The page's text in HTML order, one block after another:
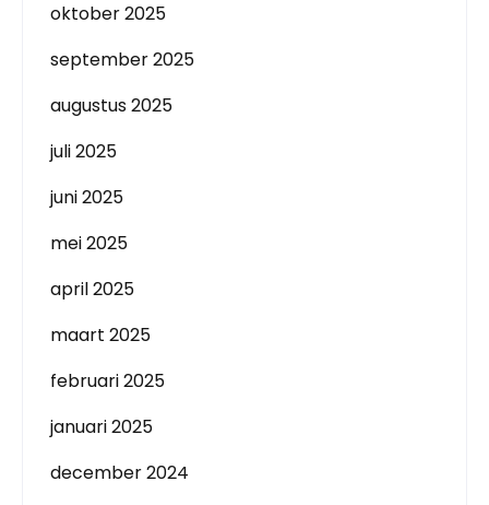
oktober 2025
september 2025
augustus 2025
juli 2025
juni 2025
mei 2025
april 2025
maart 2025
februari 2025
januari 2025
december 2024